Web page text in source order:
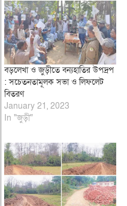
বড়লেখা ও জুড়ীতে বন্যহাতির উপদ্রপ
: সচেতনতামূলক সভা ও লিফলেট
বিতরণ
January 21, 2023
In "জুড়ী"